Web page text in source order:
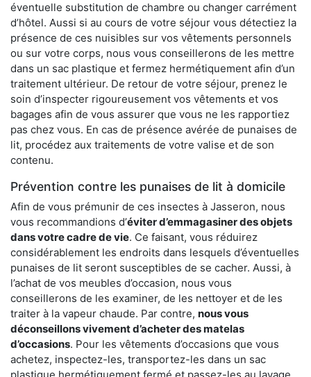
éventuelle substitution de chambre ou changer carrément
d’hôtel. Aussi si au cours de votre séjour vous détectiez la
présence de ces nuisibles sur vos vêtements personnels
ou sur votre corps, nous vous conseillerons de les mettre
dans un sac plastique et fermez hermétiquement afin d’un
traitement ultérieur. De retour de votre séjour, prenez le
soin d’inspecter rigoureusement vos vêtements et vos
bagages afin de vous assurer que vous ne les rapportiez
pas chez vous. En cas de présence avérée de punaises de
lit, procédez aux traitements de votre valise et de son
contenu.
Prévention contre les punaises de lit à domicile
Afin de vous prémunir de ces insectes à Jasseron, nous
vous recommandions d’éviter d’emmagasiner des objets
dans votre cadre de vie. Ce faisant, vous réduirez
considérablement les endroits dans lesquels d’éventuelles
punaises de lit seront susceptibles de se cacher. Aussi, à
l’achat de vos meubles d’occasion, nous vous
conseillerons de les examiner, de les nettoyer et de les
traiter à la vapeur chaude. Par contre, nous vous
déconseillons vivement d’acheter des matelas
d’occasions. Pour les vêtements d’occasions que vous
achetez, inspectez-les, transportez-les dans un sac